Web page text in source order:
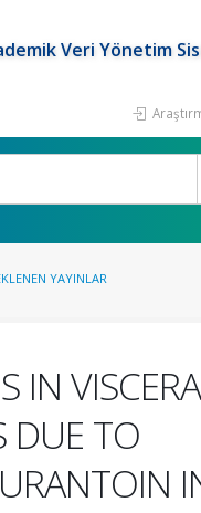
Veri Yönetim
YAYINLAR
IN
DUE TO